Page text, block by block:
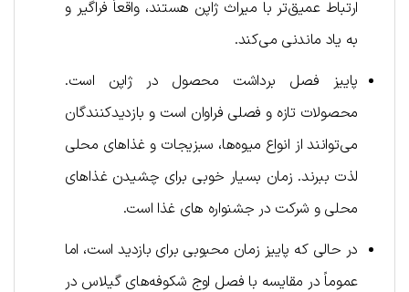
ارتباط عمیق‌تر با میراث ژاپن هستند، واقعاً فراگیر و
به یاد ماندنی می‌کند.
پاییز فصل برداشت محصول در ژاپن است.
محصولات تازه و فصلی فراوان است و بازدیدکنندگان
می‌توانند از انواع میوه‌ها، سبزیجات و غذاهای محلی
لذت ببرند. زمان بسیار خوبی برای چشیدن غذاهای
محلی و شرکت در جشنواره های غذا است.
در حالی که پاییز زمان محبوبی برای بازدید است، اما
عموماً در مقایسه با فصل اوج شکوفه‌های گیلاس در